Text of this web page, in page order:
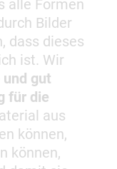
alle Formen
Bilder
dass dieses
ist. Wir
gut
für die
aus
können,
können,